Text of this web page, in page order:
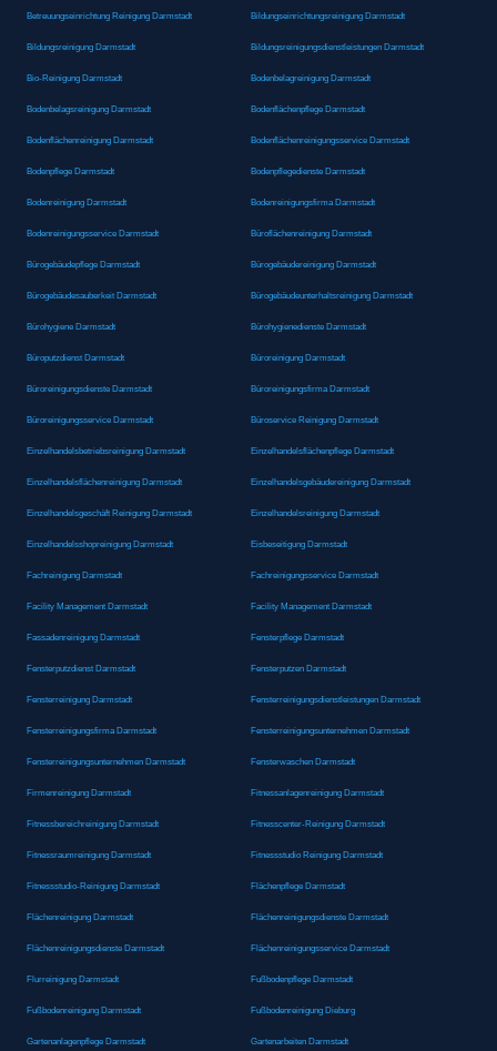
Betreuungseinrichtung Reinigung Darmstadt Bildungseinrichtungsreinigung Darmstadt
Bildungsreinigung Darmstadt Bildungsreinigungsdienstleistungen Darmstadt
Bio-Reinigung Darmstadt Bodenbelagreinigung Darmstadt
Bodenbelagsreinigung Darmstadt Bodenflächenpflege Darmstadt
Bodenflächenreinigung Darmstadt Bodenflächenreinigungsservice Darmstadt
Bodenpflege Darmstadt Bodenpflegedienste Darmstadt
Bodenreinigung Darmstadt Bodenreinigungsfirma Darmstadt
Bodenreinigungsservice Darmstadt Büroflächenreinigung Darmstadt
Bürogebäudepflege Darmstadt Bürogebäudereinigung Darmstadt
Bürogebäudesauberkeit Darmstadt Bürogebäudeunterhaltsreinigung Darmstadt
Bürohygiene Darmstadt Bürohygienedienste Darmstadt
Büroputzdienst Darmstadt Büroreinigung Darmstadt
Büroreinigungsdienste Darmstadt Büroreinigungsfirma Darmstadt
Büroreinigungsservice Darmstadt Büroservice Reinigung Darmstadt
Einzelhandelsbetriebsreinigung Darmstadt Einzelhandelsflächenpflege Darmstadt
Einzelhandelsflächenreinigung Darmstadt Einzelhandelsgebäudereinigung Darmstadt
Einzelhandelsgeschäft Reinigung Darmstadt Einzelhandelsreinigung Darmstadt
Einzelhandelsshopreinigung Darmstadt Eisbeseitigung Darmstadt
Fachreinigung Darmstadt Fachreinigungsservice Darmstadt
Facility Management Darmstadt Facility Management Darmstadt
Fassadenreinigung Darmstadt Fensterpflege Darmstadt
Fensterputzdienst Darmstadt Fensterputzen Darmstadt
Fensterreinigung Darmstadt Fensterreinigungsdienstleistungen Darmstadt
Fensterreinigungsfirma Darmstadt Fensterreinigungsunternehmen Darmstadt
Fensterreinigungsunternehmen Darmstadt Fensterwaschen Darmstadt
Firmenreinigung Darmstadt Fitnessanlagenreinigung Darmstadt
Fitnessbereichreinigung Darmstadt Fitnesscenter-Reinigung Darmstadt
Fitnessraumreinigung Darmstadt Fitnessstudio Reinigung Darmstadt
Fitnessstudio-Reinigung Darmstadt Flächenpflege Darmstadt
Flächenreinigung Darmstadt Flächenreinigungsdienste Darmstadt
Flächenreinigungsdienste Darmstadt Flächenreinigungsservice Darmstadt
Flurreinigung Darmstadt Fußbodenpflege Darmstadt
Fußbodenreinigung Darmstadt Fußbodenreinigung Dieburg
Gartenanlagenpflege Darmstadt Gartenarbeiten Darmstadt